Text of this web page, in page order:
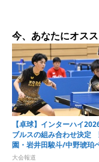
今、あなたにオス
【卓球】インターハイ
ブルスの組み合わせ決定
園・岩井田駿斗/中野琥珀
シードに
大会報道